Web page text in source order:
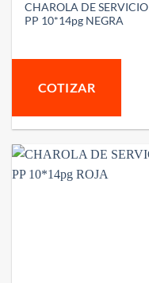
CHAROLA DE SERVICIO
PP 10*14pg NEGRA
COTIZAR